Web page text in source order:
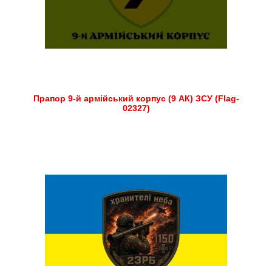
Прапор 9-й армійський корпус (9 АК) ЗСУ (Flag-
02327)